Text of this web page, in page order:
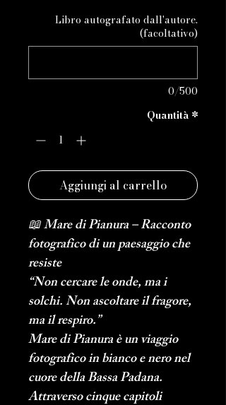
Libro autografato dall'autore.
(facoltativo)
0/500
Quantità*
Aggiungi al carrello
📖 Mare di Pianura – Racconto
fotografico di un paesaggio che
resiste
“Non cercare le onde, ma i
solchi. Non ascoltare il fragore,
ma il respiro.”
Mare di Pianura è un viaggio
fotografico in bianco e nero nel
cuore della Bassa Padana.
Attraverso cinque capitoli